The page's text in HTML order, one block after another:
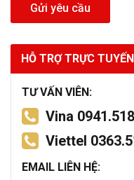
Gửi yêu cầu
HỖ TRỢ TRỰC TUYẾN
TƯ VẤN VIÊN:
Vina
Viettel
EMAIL LIÊN HỆ: